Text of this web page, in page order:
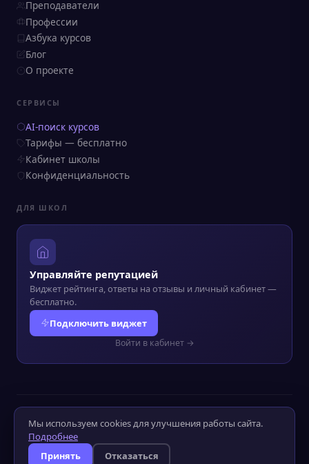
Преподаватели
Профессии
Азбука курсов
Блог
О проекте
СЕРВИСЫ
AI-поиск курсов
Тарифы — бесплатно
Кабинет школы
Конфиденциальность
ДЛЯ ШКОЛ
Управляйте репутацией
Виджет рейтинга, ответы на отзывы и личный кабинет —
бесплатно.
Подключить виджет
Войти в кабинет →
Политика конфиденциальности
Оператор ПД №52-25-232090
Слабовидящим
Слабослышащим
Мы используем cookies для улучшения работы сайта.
Подробнее
Принять
Отказаться